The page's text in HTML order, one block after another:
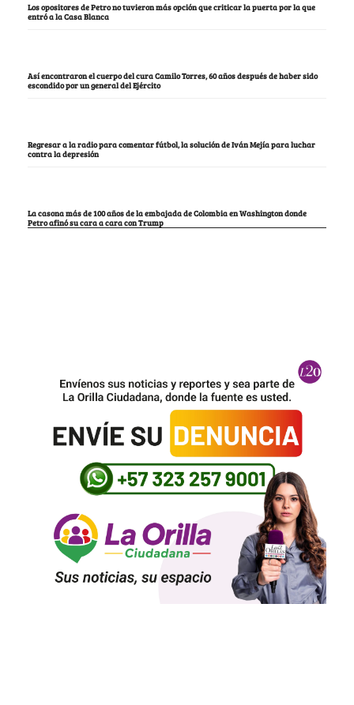
Los opositores de Petro no tuvieron más opción que criticar la puerta por la que
entró a la Casa Blanca
Así encontraron el cuerpo del cura Camilo Torres, 60 años después de haber sido
escondido por un general del Ejército
Regresar a la radio para comentar fútbol, la solución de Iván Mejía para luchar
contra la depresión
La casona más de 100 años de la embajada de Colombia en Washington donde
Petro afinó su cara a cara con Trump